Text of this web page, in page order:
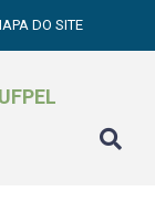
DO SITE
UFPEL